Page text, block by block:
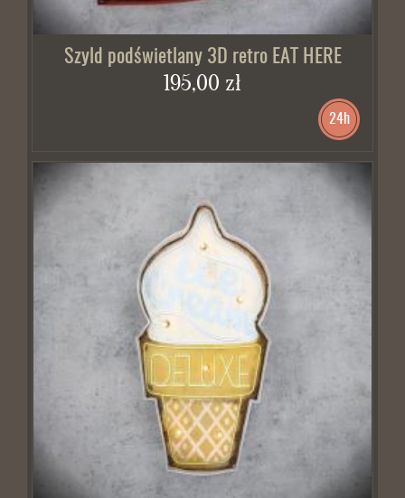
Szyld podświetlany 3D retro EAT HERE
195,00 zł
24h